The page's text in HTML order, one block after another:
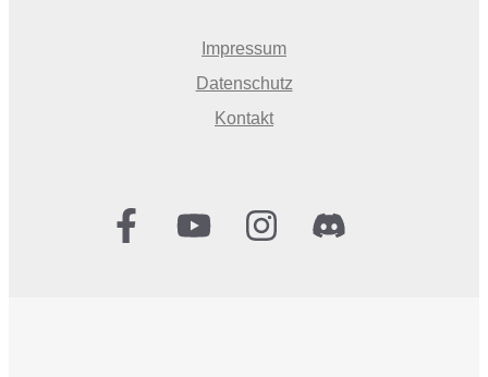
Impressum
Datenschutz
Kontakt